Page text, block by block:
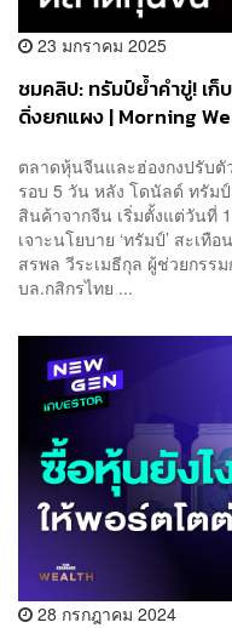
23 มกราคม 2025
ชมคลิป: ทรัมป์ย้ำคำขู่! เ
ดิ่งยกแผง | Morning
ตลาดหุ้นจีนและฮ่องกงปรับ
รอบ 5 วัน หลัง โดนัลด์ ทรัม
สินค้าจากจีน เริ่มตั้งแต่วันที่
เจาะนโยบาย ‘ทรัมป์’ สะเ
สรพล วีระเมธีกุล ผู้ช่วยกรร
บล.กสิกรไทย ...
28 กรกฎาคม 2024